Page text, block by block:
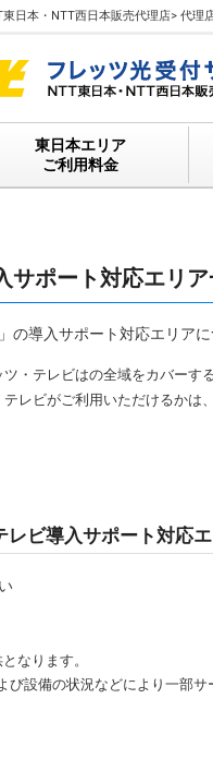
日本・NTT西日本販売代理店> 代理
東日本エリア
ご利用料金
サポート対応エリ
の導入サポート対応エリアに
・テレビはの全域をカバーす
レビがご利用いただけるか
ビ導入サポート対応
なります。
び設備の状況などにより一部